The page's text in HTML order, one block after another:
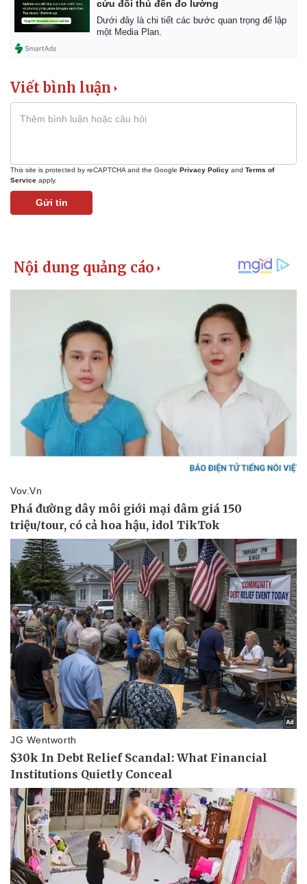
Pháp luật
Vụ án
Tin nóng
Tư vấn luật
Quân sự - Quốc phòng
Vũ khí
Việt Nam
Phân tích
cứu đối thủ đến đo lường
Dưới đây là chi tiết các bước quan trọng để lập
một Media Plan.
Viết bình luận
This site is protected by reCAPTCHA and the Google Privacy Policy and Terms of
Service apply.
Gửi tin